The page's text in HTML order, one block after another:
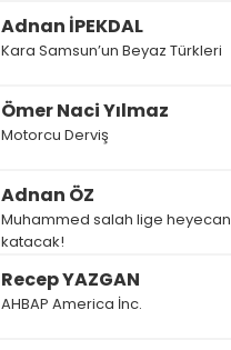
Adnan İPEKDAL
Kara Samsun’un Beyaz Türkleri
Ömer Naci Yılmaz
Motorcu Derviş
Adnan ÖZ
Muhammed salah lige heyecan
katacak!
Recep YAZGAN
AHBAP America İnc.